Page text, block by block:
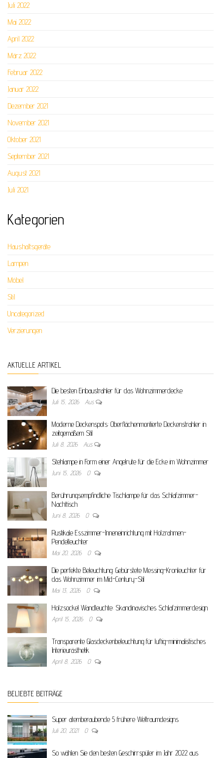
Juli 2022
Mai 2022
April 2022
März 2022
Februar 2022
Januar 2022
Dezember 2021
November 2021
Oktober 2021
September 2021
August 2021
Juli 2021
Kategorien
Haushaltsgeräte
Lampen
Möbel
Stil
Uncategorized
Verzierungen
AKTUELLE ARTIKEL
Die besten Einbaustrahler für das Wohnzimmerdecke
Juli 15, 2026 Aus
Moderne Deckenspots: Oberflächenmontierte Deckenstrahler in
zeitgemäßem Stil
Juli 8, 2026 Aus
Stehlampe in Form einer Angelrute für die Ecke im Wohnzimmer
Juni 15, 2026 0
Berührungsempfindliche Tischlampe für das Schlafzimmer-
Nachttisch
Juni 8, 2026 0
Rustikale Esszimmer-Inneneinrichtung mit Holzrahmen-
Pendelleuchter
Mai 20, 2026 0
Die perfekte Beleuchtung: Gebürstete Messing-Kronleuchter für
das Wohnzimmer im Mid-Century-Stil
Mai 13, 2026 0
Holzsockel Wandleuchte: Skandinavisches Schlafzimmerdesign
April 15, 2026 0
Transparente Glasdeckenbeleuchtung für luftig-minimalistisches
Interieurästhetik
April 8, 2026 0
BELIEBTE BEITRÄGE
Super atemberaubende 5 frühere Weltraumdesigns
Juli 20, 2021 0
So wählen Sie den besten Geschirrspüler im Jahr 2022 aus